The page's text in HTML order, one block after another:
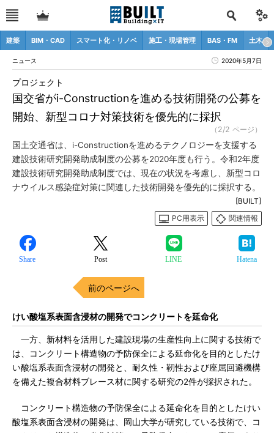
建築 BIM・CAD スマート化・リノベ 施工・現場管理 BAS・FM 土木
ニュース 2020年5月7日
国交省がi-Constructionを進める技術開発の公募を
開始、新型コロナ対策技術を優先的に採択
プロジェクト
（2/2 ページ）
国土交通省は、i-Constructionを進めるテクノロジーを支援する
建設技術研究開発助成制度の公募を2020年度も行う。令和2年度
建設技術研究開発助成制度では、現在の状況を考慮し、新型コロ
ナウイルス感染症対策に関連した技術開発を優先的に採択する。
[BUILT]
PC用表示
関連情報
Share Post LINE Hatena
前のページへ
けい酸塩系表面含浸材の開発でコンクリートを延命化
一方、新材料を活用した建設現場の生産性向上に関する技術で
は、コンクリート構造物の予防保全による延命化を目的としたけ
い酸塩系表面含浸材の開発と、耐久性・靭性および座屈回避機構
を備えた複合材料ブレース材に関する研究の2件が採択された。
コンクリート構造物の予防保全による延命化を目的としたけい
酸塩系表面含浸材の開発は、岡山大学が研究している技術で、コ